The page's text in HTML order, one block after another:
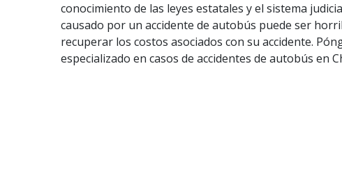
conocimiento de las leyes estatales y el sistema
causado por un accidente de autobús puede ser
recuperar los costos asociados con su accidente.
especializado en casos de accidentes de autobús en